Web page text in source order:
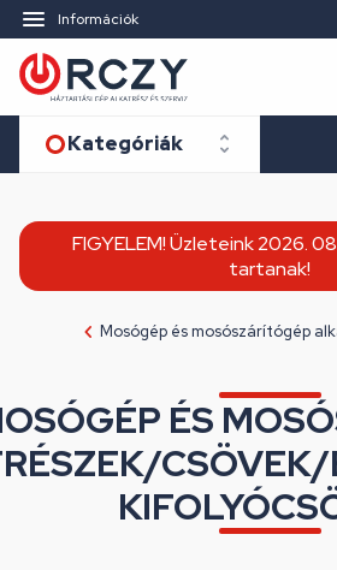
Információk
Kategóriák
FIGYELEM! Üzleteink 2026.
tartanak!
Mosógép és mosószárítógép
ÉS
CSÖVEK/